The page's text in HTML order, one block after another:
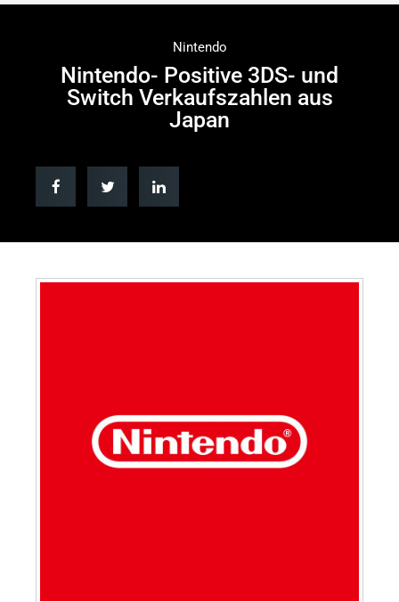
Nintendo
Nintendo- Positive 3DS- und
Switch Verkaufszahlen aus
Japan